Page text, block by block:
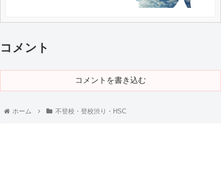
コメント
コメントを書き込む
ホーム 不登校・登校渋り・HSC